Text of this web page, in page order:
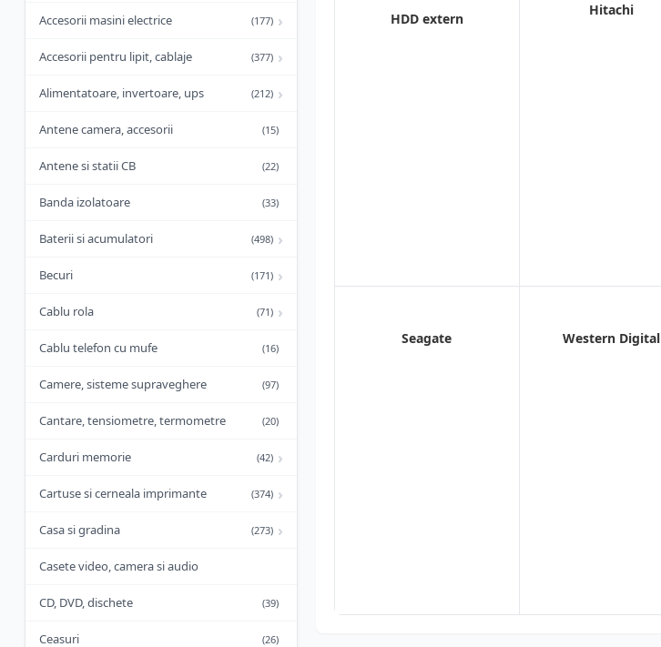
Accesorii masini electrice (177) ›
Accesorii pentru lipit, cablaje (377) ›
Alimentatoare, invertoare, ups (212) ›
Antene camera, accesorii (15)
Antene si statii CB (22)
Banda izolatoare (33)
Baterii si acumulatori (498) ›
Becuri (171) ›
Cablu rola (71) ›
Cablu telefon cu mufe (16)
Camere, sisteme supraveghere (97)
Cantare, tensiometre, termometre (20)
Carduri memorie (42) ›
Cartuse si cerneala imprimante (374) ›
Casa si gradina (273) ›
Casete video, camera si audio
CD, DVD, dischete (39)
Ceasuri (26)
HDD extern
Hitachi
Seagate Western Digital